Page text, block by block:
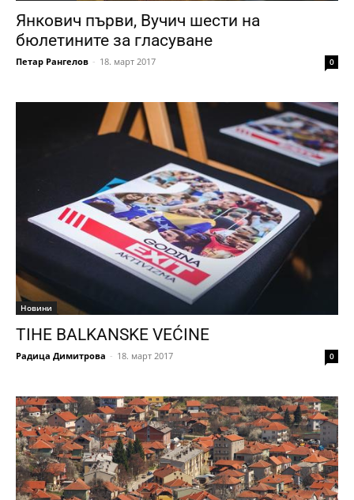
Янкович първи, Вучич шести на
бюлетините за гласуване
Петар Рангелов - 18. март 2017 0
Новини
TIHE BALKANSKE VEĆINE
Радица Димитрова - 18. март 2017 0